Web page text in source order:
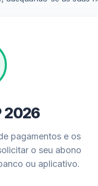
2026
pagamentos e os
o seu abono
ou aplicativo.